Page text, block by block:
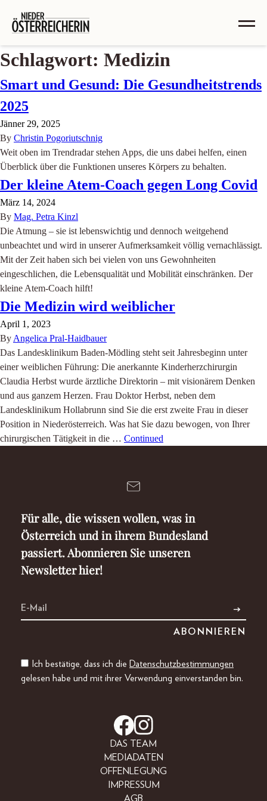
Schlagwort: Medizin
Smart und Gesund: Die Gesundheitstrends
2025
Jänner 29, 2025
By Christin Pogoriutschnig
Weit oben im Trendradar stehen Apps, die uns dabei helfen, einen
Überblick über die Funktionen unseres Körpers zu behalten.
Der kleine Atem-Coach gegen Long Covid
März 14, 2024
By Mag. Petra Kinzl
Die Atmung – sie ist lebenswichtig und dennoch weitgehend
unbeachtet und wird in unserer Aufmerksamkeit völlig vernachlässigt.
Mit der Zeit haben sich bei vielen von uns Gewohnheiten
eingeschlichen, die Lebensqualität und Mobilität einschränken. Der
kleine Atem-Coach hilft!
Die Medizin wird weiblicher
April 1, 2023
By Angelica Pral-Haidbauer
Das Landesklinikum Baden-Mödling steht seit Jahresbeginn unter
einer weiblichen Führung: Die anerkannte Kinderherzchirurgin
Claudia Herbst wurde ärztliche Direktorin – mit visionärem Denken
und aus ganzem Herzen. Frau Doktor Herbst, neben dem
Landesklinikum Hollabrunn sind Sie die erst zweite Frau in dieser
Position in Niederösterreich. Was hat Sie dazu bewogen, von Ihrer
chirurgischen Tätigkeit in die … Continued
Für alle, die wissen wollen, was in
Österreich und in ihrem Bundesland
passiert. Abonnieren Sie unseren
Newsletter hier!
Ich bestätige, dass ich die Datenschutzbestimmungen
gelesen habe und mit ihrer Verwendung einverstanden bin.
DAS TEAM
MEDIADATEN
OFFENLEGUNG
IMPRESSUM
AGB